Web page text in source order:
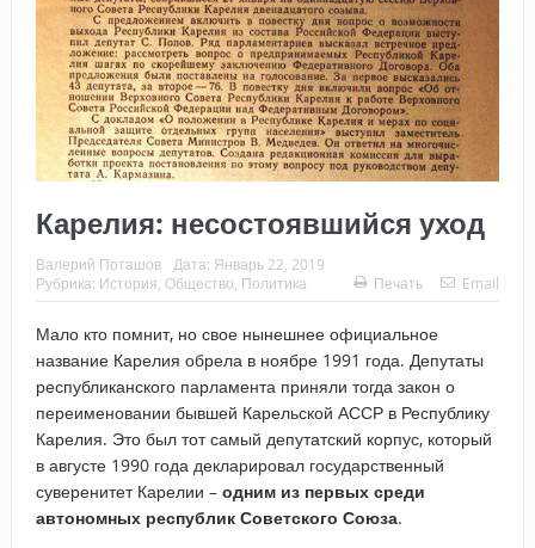
Карелия: несостоявшийся уход
Валерий Поташов Дата: Январь 22, 2019
Рубрика: История Общество Политика Печать Email
Мало кто помнит, но свое нынешнее официальное
название Карелия обрела в ноябре 1991 года. Депутаты
республиканского парламента приняли тогда закон о
переименовании бывшей Карельской АССР в Республику
Карелия. Это был тот самый депутатский корпус, который
в августе 1990 года декларировал государственный
суверенитет Карелии – одним из первых среди
автономных республик Советского Союза.